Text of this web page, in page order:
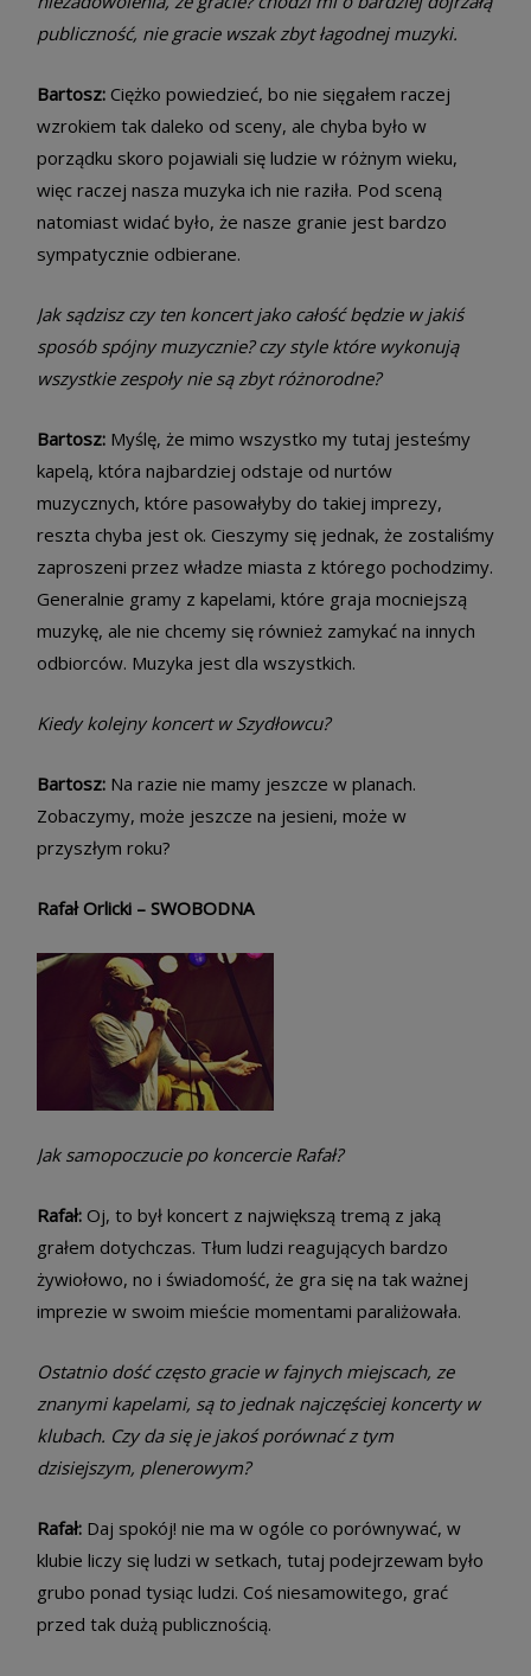
publiczność, nie gracie wszak zbyt łagodnej muzyki.
Bartosz: Ciężko powiedzieć, bo nie sięgałem raczej
wzrokiem tak daleko od sceny, ale chyba było w
porządku skoro pojawiali się ludzie w różnym wieku,
więc raczej nasza muzyka ich nie raziła. Pod sceną
natomiast widać było, że nasze granie jest bardzo
sympatycznie odbierane.
Jak sądzisz czy ten koncert jako całość będzie w jakiś
sposób spójny muzycznie? czy style które wykonują
wszystkie zespoły nie są zbyt różnorodne?
Bartosz: Myślę, że mimo wszystko my tutaj jesteśmy
kapelą, która najbardziej odstaje od nurtów
muzycznych, które pasowałyby do takiej imprezy,
reszta chyba jest ok. Cieszymy się jednak, że zostaliśmy
zaproszeni przez władze miasta z którego pochodzimy.
Generalnie gramy z kapelami, które graja mocniejszą
muzykę, ale nie chcemy się również zamykać na innych
odbiorców. Muzyka jest dla wszystkich.
Kiedy kolejny koncert w Szydłowcu?
Bartosz: Na razie nie mamy jeszcze w planach.
Zobaczymy, może jeszcze na jesieni, może w
przyszłym roku?
Rafał Orlicki – SWOBODNA
Jak samopoczucie po koncercie Rafał?
Rafał: Oj, to był koncert z największą tremą z jaką
grałem dotychczas. Tłum ludzi reagujących bardzo
żywiołowo, no i świadomość, że gra się na tak ważnej
imprezie w swoim mieście momentami paraliżowała.
Ostatnio dość często gracie w fajnych miejscach, ze
znanymi kapelami, są to jednak najczęściej koncerty w
klubach. Czy da się je jakoś porównać z tym
dzisiejszym, plenerowym?
Rafał: Daj spokój! nie ma w ogóle co porównywać, w
klubie liczy się ludzi w setkach, tutaj podejrzewam było
grubo ponad tysiąc ludzi. Coś niesamowitego, grać
przed tak dużą publicznością.